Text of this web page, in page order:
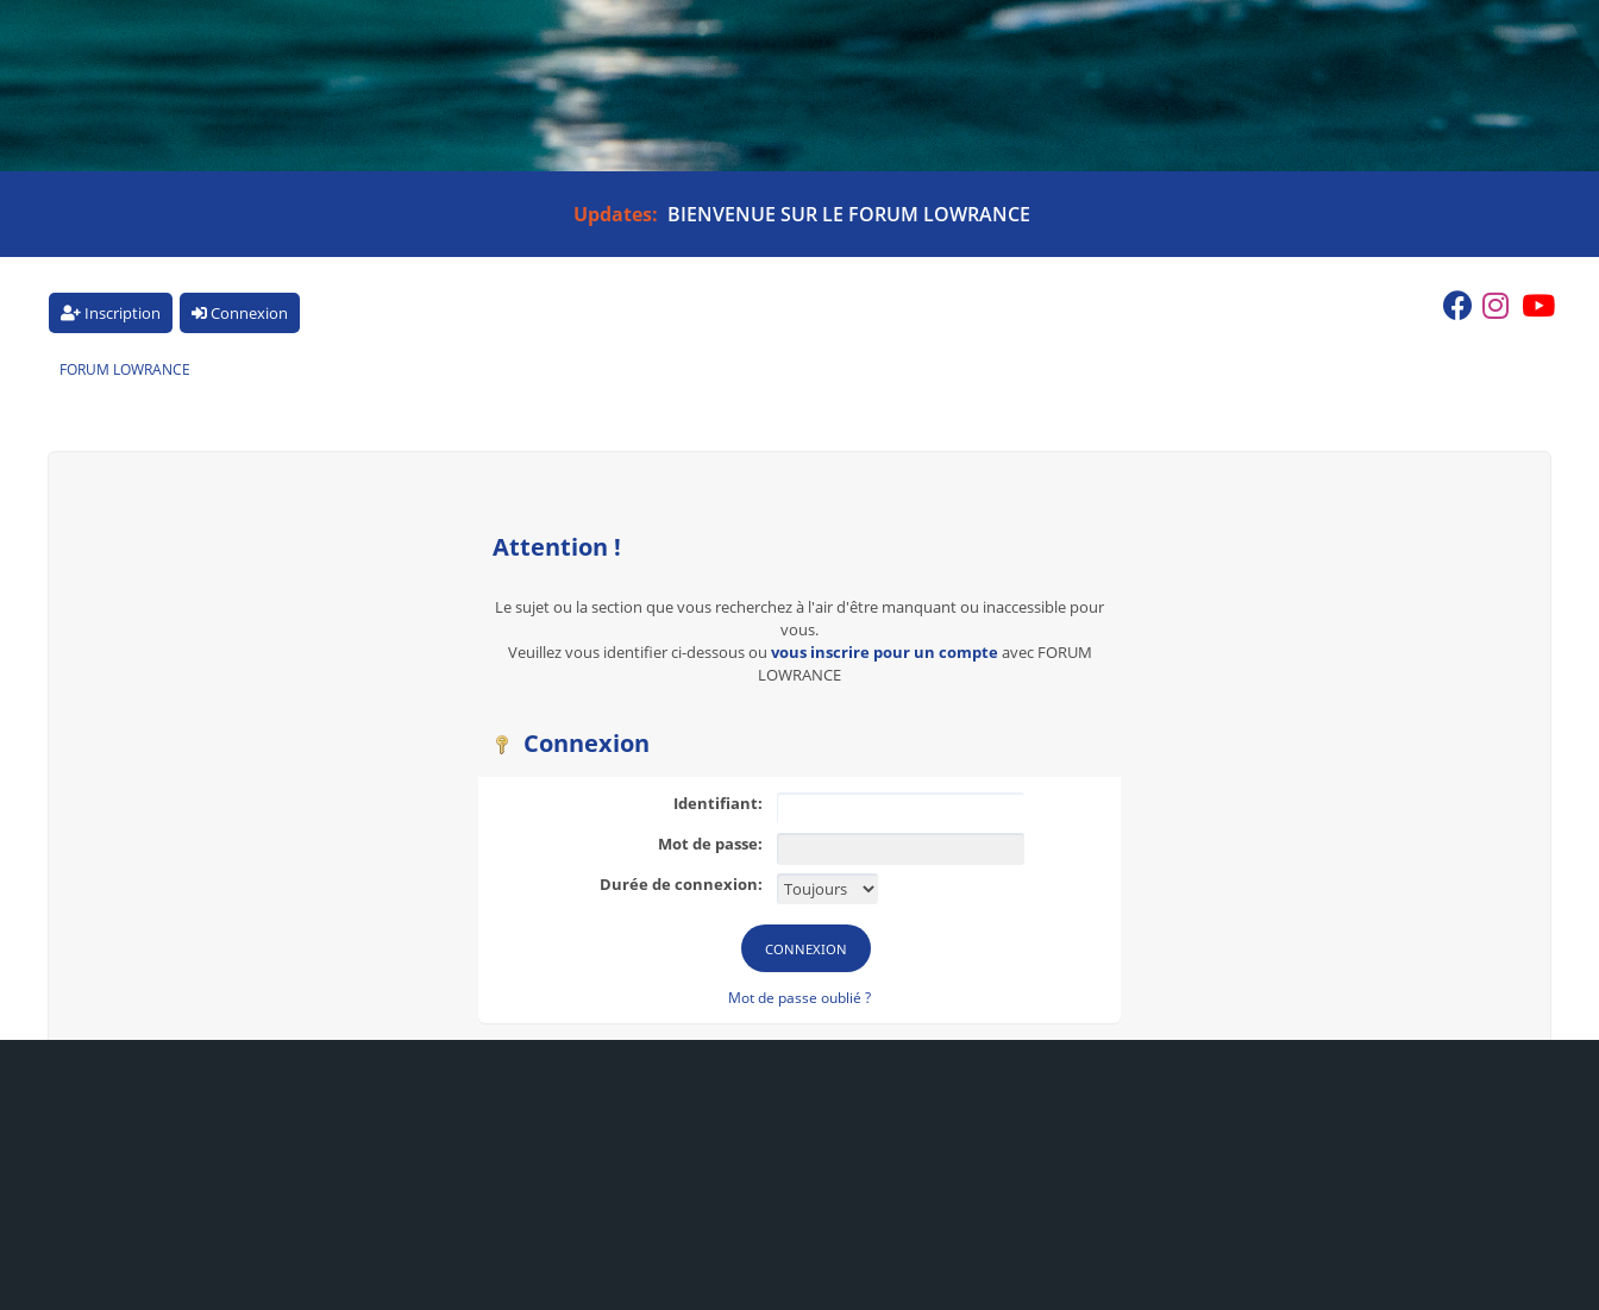
Updates: BIENVENUE SUR LE FORUM LOWRANCE
Inscription Connexion
FORUM LOWRANCE
Attention !
Le sujet ou la section que vous recherchez à l'air d'être manquant ou inaccessible pour
vous.
Veuillez vous identifier ci-dessous ou vous inscrire pour un compteavec FORUM
LOWRANCE
Connexion
Identifiant:
Mot de passe:
Durée de connexion:
Mot de passe oublié ?